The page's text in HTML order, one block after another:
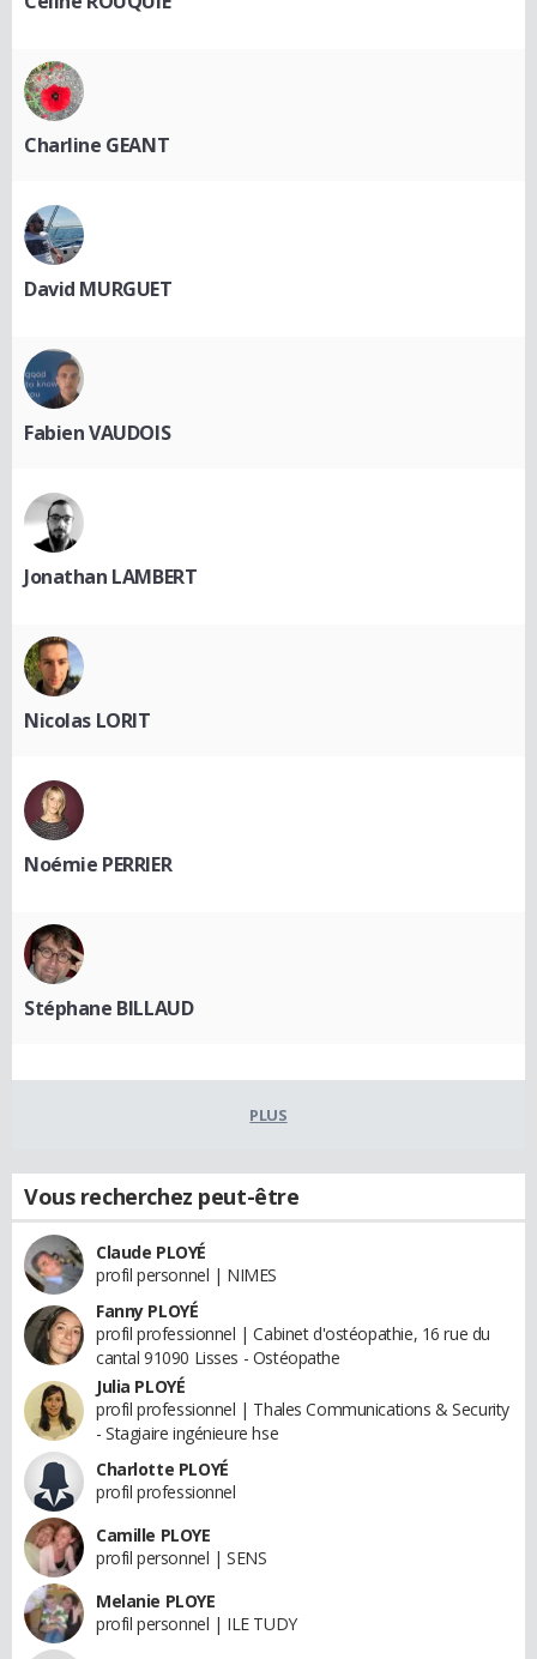
Charline GEANT
David MURGUET
Fabien VAUDOIS
Jonathan LAMBERT
Nicolas LORIT
Noémie PERRIER
Stéphane BILLAUD
PLUS
Vous recherchez peut-être
Claude PLOYÉ
profil personnel | NIMES
Fanny PLOYÉ
profil professionnel | Cabinet d'ostéopathie, 16 rue du
cantal 91090 Lisses - Ostéopathe
Julia PLOYÉ
profil professionnel | Thales Communications & Security
- Stagiaire ingénieure hse
Charlotte PLOYÉ
profil professionnel
Camille PLOYE
profil personnel | SENS
Melanie PLOYE
profil personnel | ILE TUDY